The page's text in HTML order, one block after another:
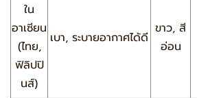
ใน
อาเซียน
(ไทย,
ฟิลิปปิ
นส์)
เบา, ระบายอากาศได้ดี
ขาว, สี
อ่อน